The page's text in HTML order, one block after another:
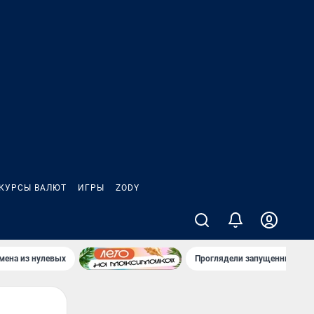
ВАЛЮТ ИГРЫ ZODY
из нулевых Проглядели запущенный рак